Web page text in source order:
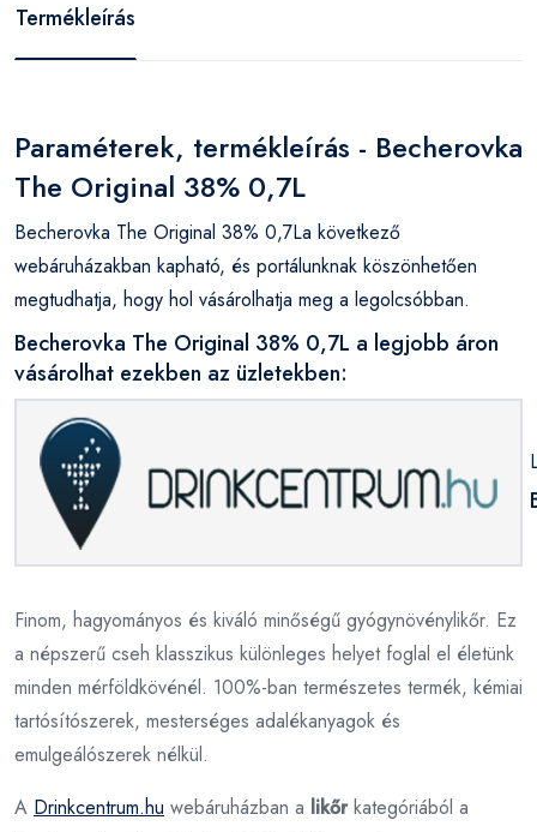
Termékleírás
Paraméterek, termékleírás - Becherovka
The Original 38% 0,7L
Becherovka The Original 38% 0,7La következő
webáruházakban kapható, és portálunknak köszönhetően
megtudhatja, hogy hol vásárolhatja meg a legolcsóbban.
Becherovka The Original 38% 0,7L a legjobb áron
vásárolhat ezekben az üzletekben:
Finom, hagyományos és kiváló minőségű gyógynövénylikőr. Ez
a népszerű cseh klasszikus különleges helyet foglal el életünk
minden mérföldkövénél. 100%-ban természetes termék, kémiai
tartósítószerek, mesterséges adalékanyagok és
emulgeálószerek nélkül.
A Drinkcentrum.hu webáruházban a likőrkategóriából a